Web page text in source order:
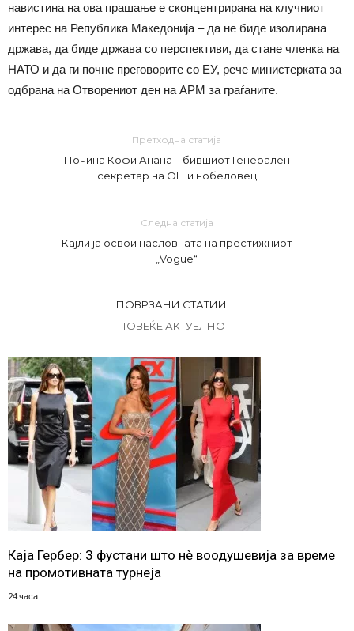
навистина на ова прашање е сконцентрирана на клучниот
интерес на Република Македонија – да не биде изолирана
држава, да биде држава со перспективи, да стане членка на
НАТО и да ги почне преговорите со ЕУ, рече министерката за
одбрана на Отворениот ден на АРМ за граѓаните.
Претходна статија
Почина Кофи Анана – бившиот Генерален
секретар на ОН и нобеловец
Следна статија
Кајли ја освои насловната на престижниот
„Vogue“
ПОВРЗАНИ СТАТИИ
ПОВЕЌЕ АКТУЕЛНО
Каја Гербер: 3 фустани што нè воодушевија за време
на промотивната турнеја
24 часа